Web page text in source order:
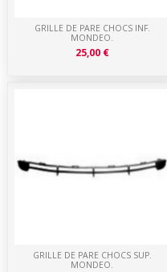
GRILLE DE PARE CHOCS SUP.
MONDEO.
GRILLE DE PARE CHOCS INF.
MONDEO.
25,00 €